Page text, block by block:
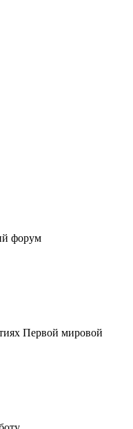
форум
Первой мировой